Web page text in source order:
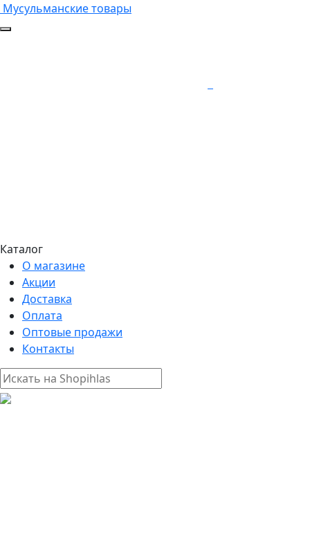
Мусульманские товары
Каталог
О магазине
Акции
Доставка
Оплата
Оптовые продажи
Контакты